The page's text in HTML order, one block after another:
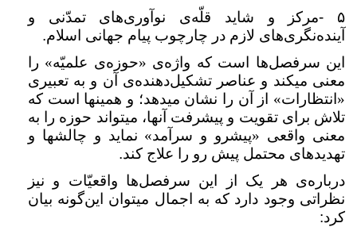
۵ -مرکز و شاید قلّه‌ی نوآوری‌های تمدّنی و
آینده‌نگری‌های لازم در چارچوب پیام جهانی اسلام.
این سرفصل‌ها است که واژه‌ی «حوزه‌ی علمیّه» را
معنی میکند و عناصر تشکیل‌دهنده‌ی آن و به تعبیری
«انتظارات» از آن را نشان میدهد؛ و همینها است که
تلاش برای تقویت و پیشرفت آنها، میتواند حوزه را به
معنی واقعی «پیشرو و سرآمد» نماید و چالشها و
تهدیدهای محتمل پیش رو را علاج کند.
درباره‌ی هر یک از این سرفصل‌ها واقعیّات و نیز
نظراتی وجود دارد که به اجمال میتوان این‌گونه بیان
کرد: